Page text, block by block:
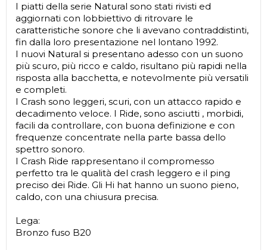
I piatti della serie Natural sono stati rivisti ed
aggiornati con lobbiettivo di ritrovare le
caratteristiche sonore che li avevano contraddistinti,
fin dalla loro presentazione nel lontano 1992.
I nuovi Natural si presentano adesso con un suono
più scuro, più ricco e caldo, risultano più rapidi nella
risposta alla bacchetta, e notevolmente più versatili
e completi.
I Crash sono leggeri, scuri, con un attacco rapido e
decadimento veloce. I Ride, sono asciutti , morbidi,
facili da controllare, con buona definizione e con
frequenze concentrate nella parte bassa dello
spettro sonoro.
I Crash Ride rappresentano il compromesso
perfetto tra le qualità del crash leggero e il ping
preciso dei Ride. Gli Hi hat hanno un suono pieno,
caldo, con una chiusura precisa.
Lega:
Bronzo fuso B20